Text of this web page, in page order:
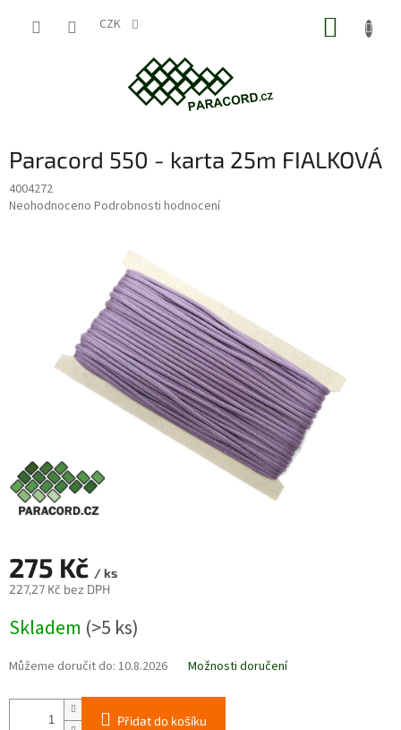
CZK
Paracord 550 - karta 25m FIALKOVÁ
4004272
Průměrné
Neohodnoceno Podrobnosti hodnocení
275 Kč / ks
227,27 Kč bez DPH
cena:
Skladem (>5 ks)
Můžeme doručit do: 10.8.2026 Možnosti doručení
Přidat do košíku